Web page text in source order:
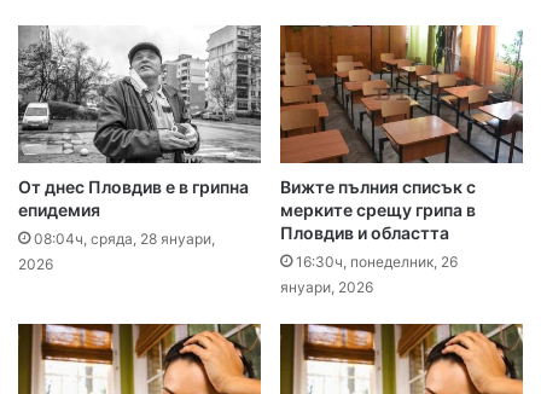
От днес Пловдив е в грипна
епидемия
08:04ч, сряда, 28 януари,
2026
Вижте пълния списък с
мерките срещу грипа в
Пловдив и областта
16:30ч, понеделник, 26
януари, 2026